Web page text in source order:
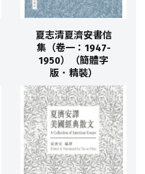
夏志清夏濟安書信
集（卷一：1947-
1950）（簡體字
版．精裝）